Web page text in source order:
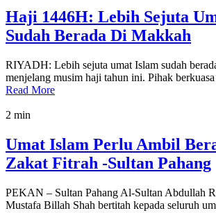
Haji 1446H: Lebih Sejuta
Sudah Berada Di Makkah
RIYADH: Lebih sejuta umat Islam sudah
menjelang musim haji tahun ini. Pihak
Read More
2 min
Umat Islam Perlu Ambil
Zakat Fitrah -Sultan Pahang
PEKAN – Sultan Pahang Al-Sultan Abdullah
Mustafa Billah Shah bertitah kepada seluruh